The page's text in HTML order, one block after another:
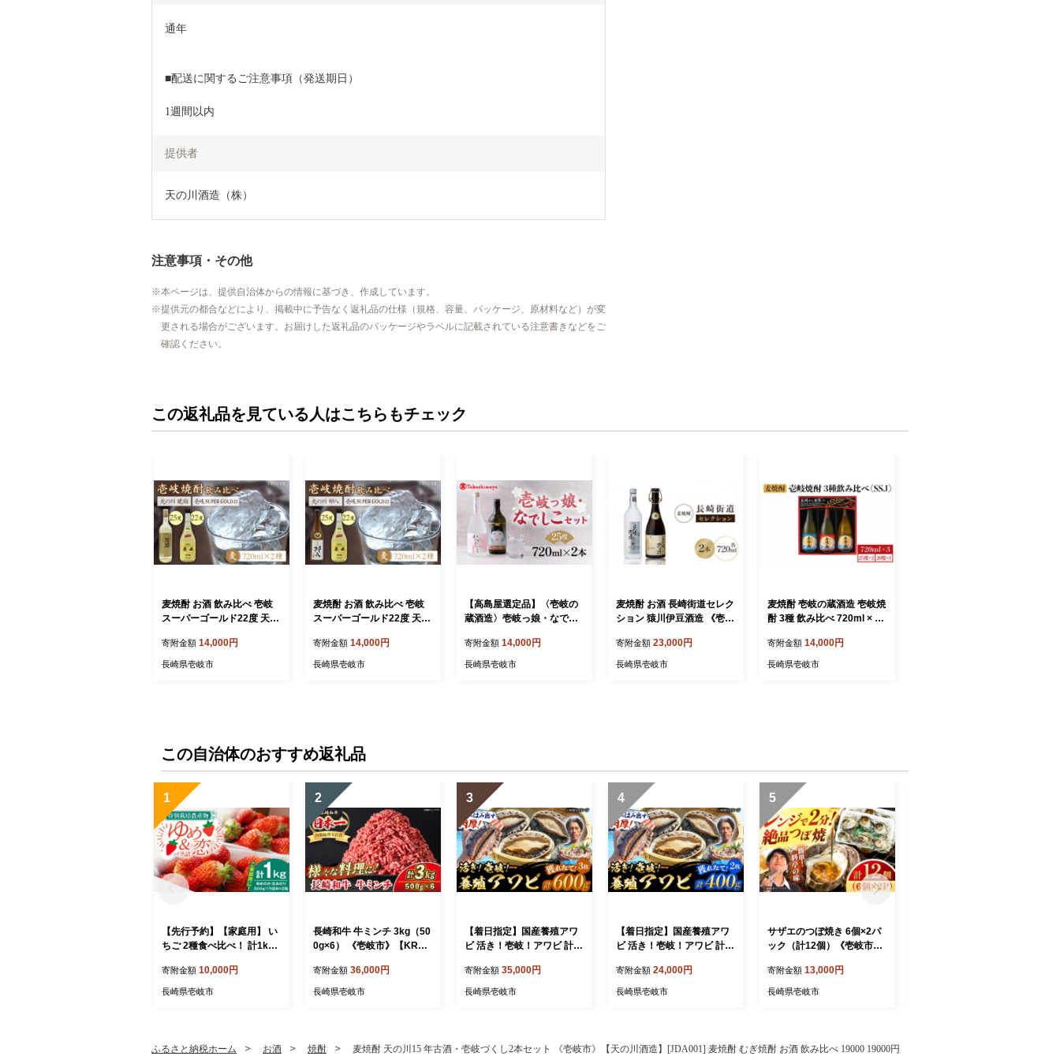
通年
■配送に関するご注意事項（発送期日）
1週間以内
提供者
天の川酒造（株）
注意事項・その他
本ページは、提供自治体からの情報に基づき、作成しています。
提供元の都合などにより、掲載中に予告なく返礼品の仕様（規格、容量、パッケージ、原材料など）が変
更される場合がございます。お届けした返礼品のパッケージやラベルに記載されている注意書きなどをご
確認ください。
この返礼品を見ている人はこちらもチェック
麦焼酎 お酒 飲み比べ 壱岐
スーパーゴールド22度 天の
市》【天下御免】[JDB056]
麦焼酎 むぎ焼酎 お酒 飲み
寄附金額 14,000円
長崎県壱岐市
麦焼酎 お酒 飲み比べ 壱岐
スーパーゴールド22度 天の
市》【天下御免】[JDB057]
麦焼酎 むぎ焼酎 お酒 飲み
寄附金額 14,000円
長崎県壱岐市
【高島屋選定品】〈壱岐の
蔵酒造〉壱岐っ娘・なでし
市》 酒 焼酎 麦焼酎 むぎ焼
酎 セット [JFJ004] 14000 1
寄附金額 14,000円
長崎県壱岐市
麦焼酎 お酒 長崎街道セレク
ション 猿川伊豆酒造 《壱岐
003] むぎ焼酎 23000 23000
円
寄附金額 23,000円
長崎県壱岐市
麦焼酎 壱岐の蔵酒造 壱岐焼
酎 3種 飲み比べ 720ml × 3
0 14,000円
寄附金額 14,000円
長崎県壱岐市
この自治体のおすすめ返礼品
1
【先行予約】【家庭用】 い
ちご 2種食べ比べ！ 計1kg
【2027年2月以降順次発
送】《壱岐市》【蒼花】[JE
寄附金額 10,000円
長崎県壱岐市
2
長崎和牛 牛ミンチ 3kg（50
0g×6） 《壱岐市》【KRAZ
ミンチ 牛ミンチ ひき肉 挽
肉 挽き肉 小分け ハンバー
寄附金額 36,000円
長崎県壱岐市
3
【着日指定】国産養殖アワ
ビ 活き！壱岐！アワビ 計60
市》【住吉水産】アワビ 鮑
養殖 貝 海産物 魚介 魚貝 産
寄附金額 35,000円
長崎県壱岐市
4
【着日指定】国産養殖アワ
ビ 活き！壱岐！アワビ 計40
市》【住吉水産】アワビ 鮑
養殖 貝 海産物 魚介 魚貝 産
寄附金額 24,000円
長崎県壱岐市
5
サザエのつぼ焼き 6個×2パ
ック（計12個）《壱岐市》
ざえ サザエ 栄螺 つぼ焼き
BBQ おつまみ つまみ 海鮮
寄附金額 13,000円
長崎県壱岐市
ふるさと納税ホーム お酒 焼酎 麦焼酎 天の川15 年古酒・壱岐づくし2本セット 《壱岐市》【天の川酒造】[JDA001] 麦焼酎 むぎ焼酎 お酒 飲み比べ 19000 19000円